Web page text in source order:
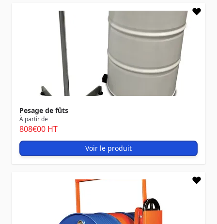
Pesage de fûts
À partir de
808€00 HT
Voir le produit